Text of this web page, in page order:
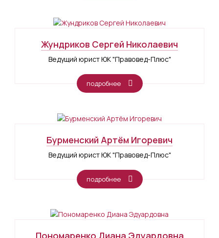
Жундриков Сергей Николаевич
Ведущий юрист ЮК "Правовед-Плюс"
подробнее
Бурменский Артём Игоревич
Ведущий юрист ЮК "Правовед-Плюс"
подробнее
Пономаренко Диана Эдуардовна